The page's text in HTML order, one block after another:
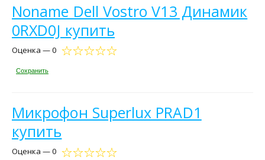
Noname Dell Vostro V13 Динамик
0RXD0J купить
Оценка — 0
Сохранить
Микрофон Superlux PRAD1
купить
Оценка — 0